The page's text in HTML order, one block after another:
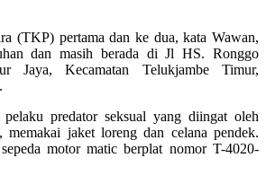
(TKP) pertama dan ke dua, kata Wawan,
dan masih berada di Jl HS. Ronggo
Jaya, Kecamatan Telukjambe Timur,
predator seksual yang diingat oleh
memakai jaket loreng dan celana pendek.
motor matic berplat nomor T-4020-